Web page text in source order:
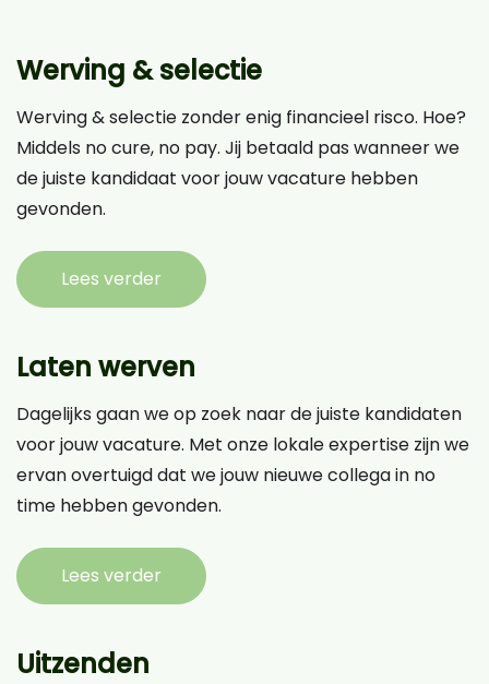
Werving & selectie
Werving & selectie zonder enig financieel risco. Hoe?
Middels no cure, no pay. Jij betaald pas wanneer we
de juiste kandidaat voor jouw vacature hebben
gevonden.
Lees verder
Laten werven
Dagelijks gaan we op zoek naar de juiste kandidaten
voor jouw vacature. Met onze lokale expertise zijn we
ervan overtuigd dat we jouw nieuwe collega in no
time hebben gevonden.
Lees verder
Uitzenden